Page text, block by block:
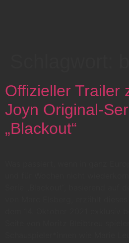
Offizieller Trailer
Joyn Original-
„Blackout“